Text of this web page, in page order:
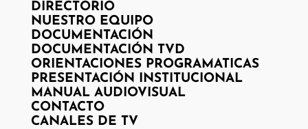
DIRECTORIO
NUESTRO EQUIPO
DOCUMENTACIÓN
DOCUMENTACIÓN TVD
ORIENTACIONES PROGRAMATICAS
PRESENTACIÓN INSTITUCIONAL
MANUAL AUDIOVISUAL
CONTACTO
CANALES DE TV